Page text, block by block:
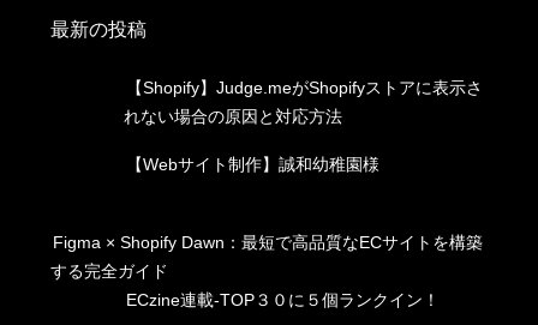
最新の投稿
【Shopify】Judge.meがShopifyストアに表示さ
れない場合の原因と対応方法
【Webサイト制作】誠和幼稚園様
Figma × Shopify Dawn：最短で高品質なECサイトを構築
する完全ガイド
ECzine連載-TOP３０に５個ランクイン！